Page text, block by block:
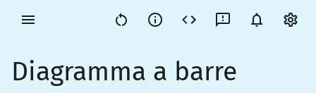
Diagramma a barre